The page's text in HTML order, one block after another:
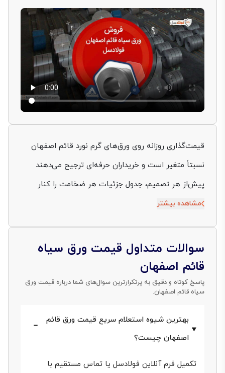
قیمت‌گذاری روزانه روی ورق‌های گرم نورد قائم اصفهان
نسبتاً متغیر است و خریداران حرفه‌ای ترجیح می‌دهند
پیش‌از هر تصمیم، جدول جزئیات هر ضخامت را کنار
روندهای کوتاه‌مدت
100 میلی‌متر تولید می‌کند؛ ولی درحال‌حاضر پرتقاضاترین
بازه آن ضخامت‌های 15 تا 30 میلی‌متر است که عموماً
تجهیزات سنگین راهی بازار می‌شوند. با ما همراه باشید.
استعلام قیمت ورق سیاه قائم
اصفهان
مشاهده بیشتر
سوالات متداول قیمت ورق سیاه
قائم اصفهان
پاسخ کوتاه و دقیق به پرتکرارترین سوال‌های شما درباره قیمت ورق
سیاه قائم اصفهان.
بهترین شیوه استعلام سریع قیمت ورق قائم
اصفهان چیست؟
تکمیل فرم آنلاین فولادسل یا تماس مستقیم با